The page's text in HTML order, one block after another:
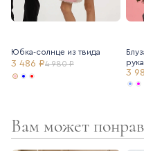
Юбка-солнце из твида
3 486 ₽4 980 ₽
3
Вам может